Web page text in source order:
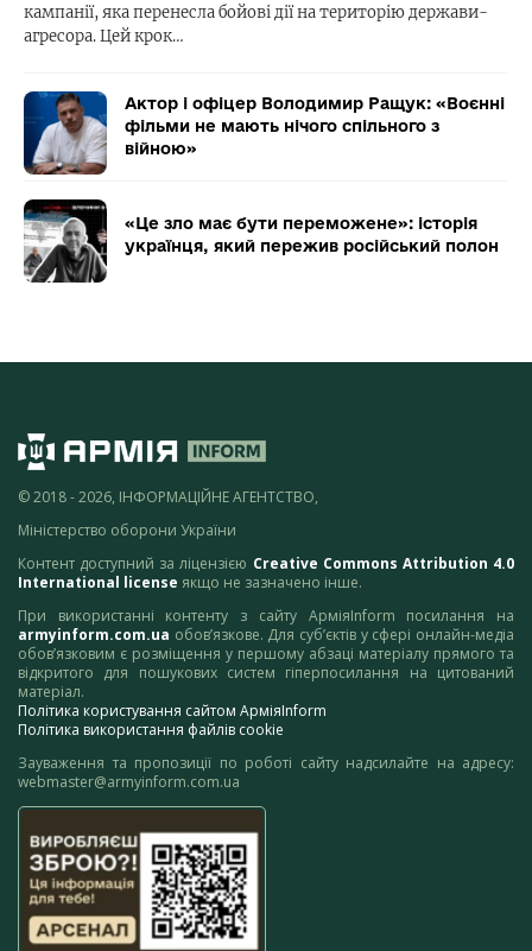
кампанії, яка перенесла бойові дії на територію держави-
агресора. Цей крок…
Актор і офіцер Володимир Ращук: «Воєнні
фільми не мають нічого спільного з
війною»
«Це зло має бути переможене»: історія
українця, який пережив російський полон
© 2018 - 2026, ІНФОРМАЦІЙНЕ АГЕНТСТВО,
Міністерство оборони України
Контент доступний за ліцензією Creative Commons Attribution 4.0
International license якщо не зазначено інше.
При використанні контенту з сайту АрміяInform посилання на
armyinform.com.ua обов’язкове. Для суб’єктів у сфері онлайн-медіа
обов’язковим є розміщення у першому абзаці матеріалу прямого та
відкритого для пошукових систем гіперпосилання на цитований
матеріал.
Політика користування сайтом АрміяInform
Політика використання файлів cookie
Зауваження та пропозиції по роботі сайту надсилайте на адресу:
webmaster@armyinform.com.ua